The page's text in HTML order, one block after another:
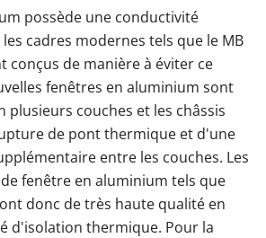
possède une conductivité
cadres modernes tels que le MB
conçus de manière à éviter ce
fenêtres en aluminium sont
plusieurs couches et les châssis
de pont thermique et d'une
entre les couches. Les
fenêtre en aluminium tels que
donc de très haute qualité en
d'isolation thermique. Pour la